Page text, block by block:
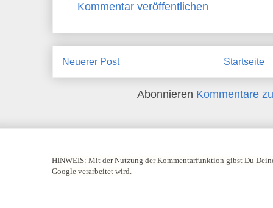
Kommentar veröffentlichen
Neuerer Post Startseite
Abonnieren Kommentare
HINWEIS: Mit der Nutzung der Kommentarfunktion gibst Du
Google verarbeitet wird.